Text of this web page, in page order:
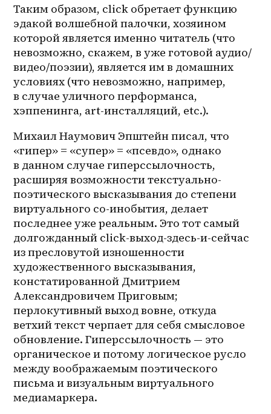
Таким образом, click обретает функцию
эдакой волшебной палочки, хозяином
которой является именно читатель (что
невозможно, скажем, в уже готовой аудио/
видео/поэзии), является им в домашних
условиях (что невозможно, например,
в случае уличного перформанса,
хэппенинга, art-инсталляций, etc.).
Михаил Наумович Эпштейн писал, что
«гипер» = «супер» = «псевдо», однако
в данном случае гиперссылочность,
расширяя возможности текстуально-
поэтического высказывания до степени
виртуального со-инобытия, делает
последнее уже реальным. Это тот самый
долгожданный click-выход-здесь-и-сейчас
из пресловутой изношенности
художественного высказывания,
констатированной Дмитрием
Александровичем Приговым;
перлокутивный выход вовне, откуда
ветхий текст черпает для себя смысловое
обновление. Гиперссылочность — это
органическое и потому логическое русло
между воображаемым поэтического
письма и визуальным виртуального
медиамаркера.